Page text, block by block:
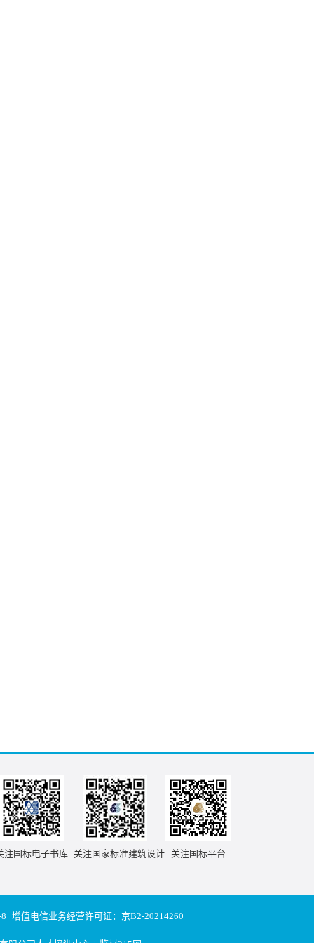
注国标电子书库 关注国家标准建筑设计 关注国标平台
增值电信业务经营许可证：京B2-20214260